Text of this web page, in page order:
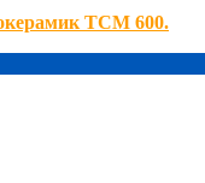
ТСМ 600.